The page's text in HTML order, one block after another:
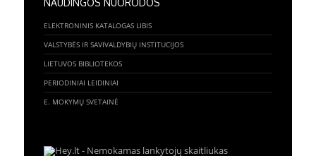
NAUDINGOS NUORODOS
ELEKTRONINIS KATALOGAS LIBIS
VALSTYBĖS IR SAVIVALDYBIŲ INSTITUCIJOS
LIETUVOS BIBLIOTEKOS
PERIODINIAI LEIDINIAI
E. MOKYMŲ SVETAINĖ